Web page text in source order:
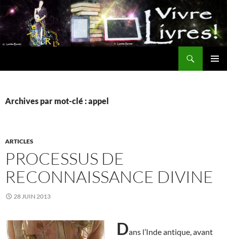
Aller
au
contenu
Archives par mot-clé : appel
ARTICLES
PROCESSUS DE
RECONNAISSANCE DIVINE
28 JUIN 2013
Dans l’Inde antique, avant